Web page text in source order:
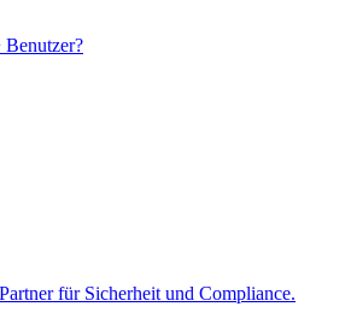
für Sicherheit und Compliance.